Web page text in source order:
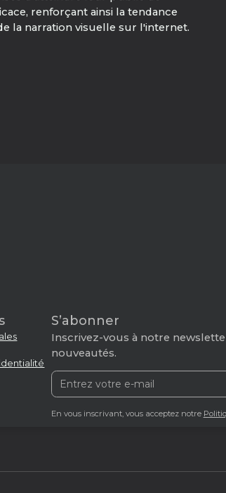
renforçant ainsi la tendance
la narration visuelle sur l'internet.
S’abonner
Inscrivez-vous à notre
nouveautés.
En vous inscrivant, vous acceptez notre